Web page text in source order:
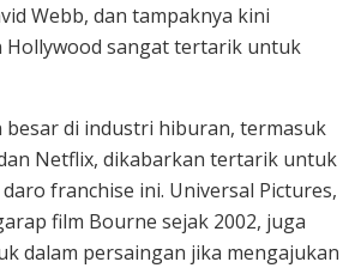
Webb, dan tampaknya kini
Hollywood sangat tertarik untuk
besar di industri hiburan, termasuk
Netflix, dikabarkan tertarik untuk
franchise ini. Universal Pictures,
film Bourne sejak 2002, juga
dalam persaingan jika mengajukan